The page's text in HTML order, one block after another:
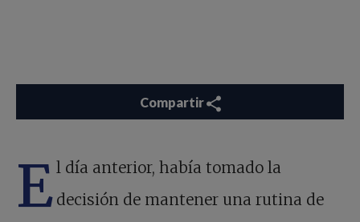
Compartir
El día anterior, había tomado la
decisión de mantener una rutina de